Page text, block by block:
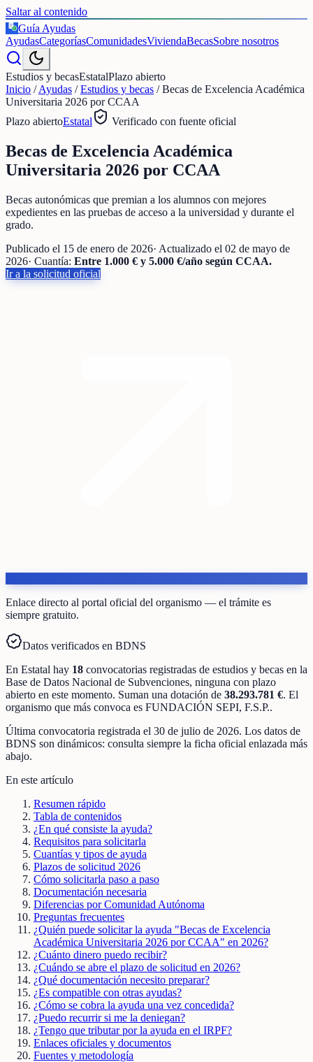
Saltar al contenido
€
Guía Ayudas
AyudasCategoríasComunidadesViviendaBecasSobre nosotros
Estudios y becasEstatalPlazo abierto
Inicio /Ayudas /Estudios y becas /Becas de Excelencia Académica
Universitaria 2026 por CCAA
Plazo abiertoEstatal Verificado con fuente oficial
Becas de Excelencia Académica
Universitaria 2026 por CCAA
Becas autonómicas que premian a los alumnos con mejores
expedientes en las pruebas de acceso a la universidad y durante el
grado.
Publicado el 15 de enero de 2026· Actualizado el 02 de mayo de
2026· Cuantía: Entre 1.000 € y 5.000 €/año según CCAA.
Ir a la solicitud oficial
Enlace directo al portal oficial del organismo — el trámite es
siempre gratuito.
Datos verificados en BDNS
En Estatal hay 18 convocatorias registradas de estudios y becas en la
Base de Datos Nacional de Subvenciones, ninguna con plazo
abierto en este momento. Suman una dotación de 38.293.781 €. El
organismo que más convoca es FUNDACIÓN SEPI, F.S.P..
Última convocatoria registrada el 30 de julio de 2026. Los datos de
BDNS son dinámicos: consulta siempre la ficha oficial enlazada más
abajo.
En este artículo
Resumen rápido
Tabla de contenidos
¿En qué consiste la ayuda?
Requisitos para solicitarla
Cuantías y tipos de ayuda
Plazos de solicitud 2026
Cómo solicitarla paso a paso
Documentación necesaria
Diferencias por Comunidad Autónoma
Preguntas frecuentes
¿Quién puede solicitar la ayuda "Becas de Excelencia
Académica Universitaria 2026 por CCAA" en 2026?
¿Cuánto dinero puedo recibir?
¿Cuándo se abre el plazo de solicitud en 2026?
¿Qué documentación necesito preparar?
¿Es compatible con otras ayudas?
¿Cómo se cobra la ayuda una vez concedida?
¿Puedo recurrir si me la deniegan?
¿Tengo que tributar por la ayuda en el IRPF?
Enlaces oficiales y documentos
Fuentes y metodología